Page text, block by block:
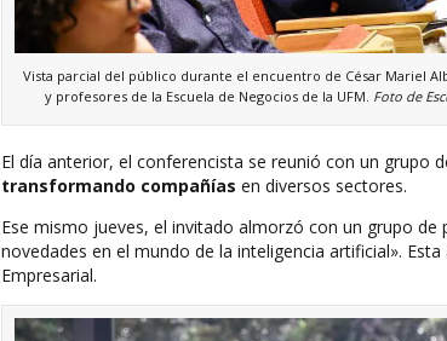
Vista parcial del público durante el encuentro de César Mariel
y profesores de la Escuela de Negocios de la UFM. Foto de
El día anterior, el conferencista se reunió con un grupo
transformando compañías en diversos sectores.
Ese mismo jueves, el invitado almorzó con un grupo de
novedades en el mundo de la inteligencia artificial».
Empresarial.